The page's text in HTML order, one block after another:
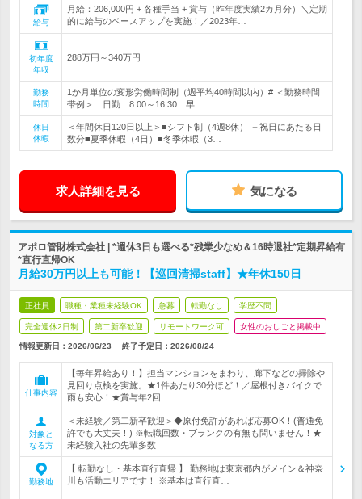
給与
月給：206,000円 + 各種手当 + 賞与（昨年度実績2カ月分）＼定期
的に給与のベースアップを実施！／2023年…
初年度
年収
288万円～340万円
勤務
時間
1か月単位の変形労働時間制（週平均40時間以内）# ＜勤務時間
帯例＞ 日勤 8:00～16:30 早…
休日
休暇
＜年間休日120日以上＞■シフト制（4週8休） ＋祝日にあたる日
数分■夏季休暇（4日）■冬季休暇（3…
求人詳細を見る 気になる
アポロ管財株式会社 | *週休3日も選べる*残業少なめ＆16時退社*定期昇給有
*直行直帰OK
月給30万円以上も可能！【巡回清掃staff】★年休150日
正社員 職種・業種未経験OK 急募 転勤なし 学歴不問
完全週休2日制 第二新卒歓迎 リモートワーク可 女性のおしごと掲載中
情報更新日：2026/06/23 終了予定日： 2026/08/24
仕事内容
【毎年昇給あり！】担当マンションをまわり、廊下などの掃除や
見回り点検を実施。★1件あたり30分ほど！／屋根付きバイクで
雨も安心！★賞与年2回
対象と
なる方
＜未経験／第二新卒歓迎＞◆原付免許があれば応募OK！(普通免
許でも大丈夫！) ※転職回数・ブランクの有無も問いません！★
未経験入社の先輩多数
勤務地
【 転勤なし・基本直行直帰 】 勤務地は東京都内がメイン＆神奈
川も活動エリアです！ ※基本は直行直…